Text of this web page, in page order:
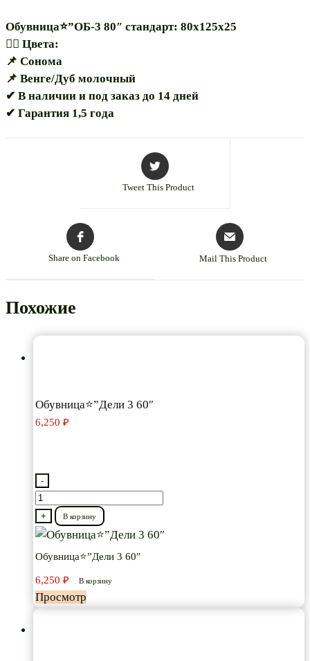
Обувница⭐”ОБ-3 80″ стандарт: 80х125х25
🏳️‍🌈 Цвета:
📌 Сонома
📌 Венге/Дуб молочный
✔ В наличии и под заказ до 14 дней
✔ Гарантия 1,5 года
Tweet This Product
Share on Facebook Mail This Product
Похожие
Обувница⭐”Дели 3 60″
6,250 ₽
-
Количество
товара
Обувница⭐”Дели
60″
+ В корзину
Обувница⭐”Дели 3 60″
6,250 ₽ В корзину
Просмотр